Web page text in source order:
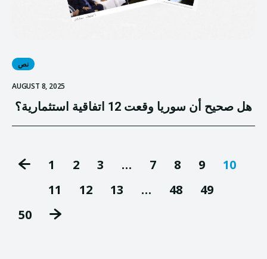
نص
AUGUST 8, 2025
هل صحيح أن سوريا وقعت 12 اتفاقية استثمارية؟
1 2 3 … 7 8 9
10
11
12 13 … 48
49
50